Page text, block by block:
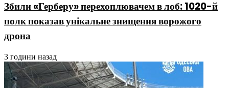
Збили «Герберу» перехоплювачем в лоб: 1020-й
полк показав унікальне знищення ворожого
дрона
3 години назад